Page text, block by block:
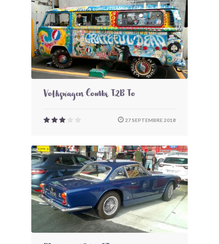
Volkswagen Combi T2B To
27 SEPTEMBRE 2018